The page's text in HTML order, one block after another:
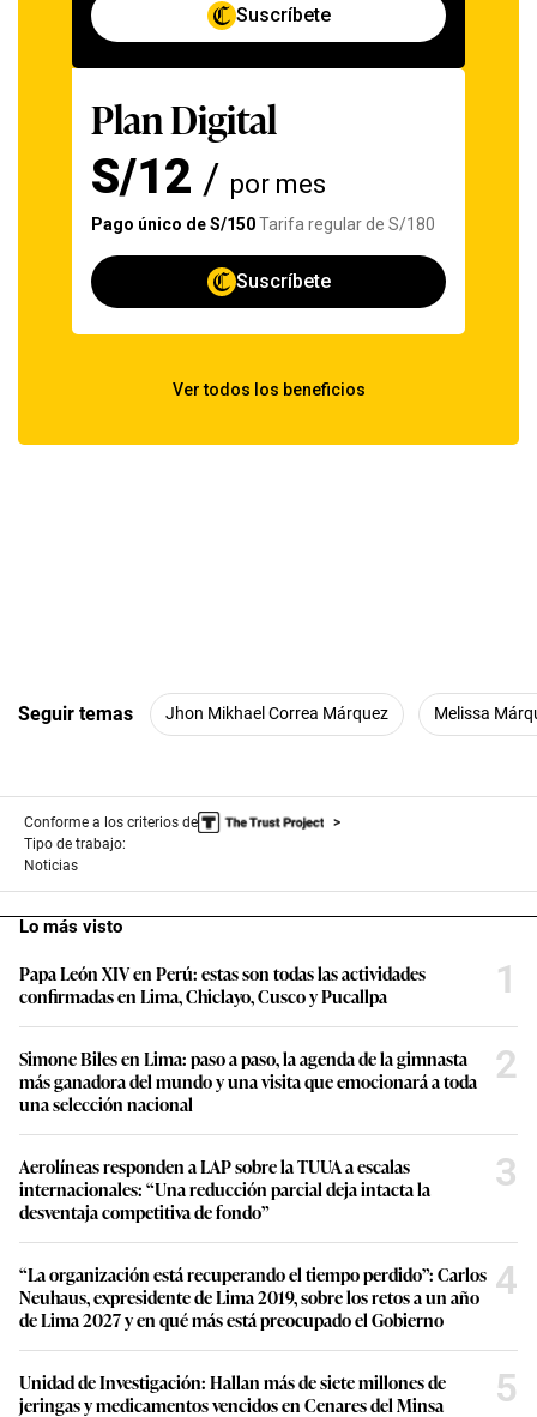
Seguir temas Jhon Mikhael Correa Márquez Melissa
Conforme a los criterios de
Tipo de trabajo:
Noticias
Lo más visto
Papa León XIV en Perú: estas son todas las actividades
confirmadas en Lima, Chiclayo, Cusco y Pucallpa
1
Simone Biles en Lima: paso a paso, la agenda de la gimnasta
más ganadora del mundo y una visita que emocionará a toda
una selección nacional
2
Aerolíneas responden a LAP sobre la TUUA a escalas
internacionales: “Una reducción parcial deja intacta la
desventaja competitiva de fondo”
3
“La organización está recuperando el tiempo perdido”: Carlos
Neuhaus, expresidente de Lima 2019, sobre los retos a un año
de Lima 2027 y en qué más está preocupado el Gobierno
4
Unidad de Investigación: Hallan más de siete millones de
jeringas y medicamentos vencidos en Cenares del Minsa
5